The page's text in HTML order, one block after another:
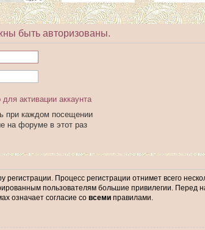
быть авторизованы.
активации аккаунта
при каждом посещении
на форуме в этот раз
Процесс регистрации отнимет всего
пользователям большие привилегии. Перед
означает согласие со всеми правилами.